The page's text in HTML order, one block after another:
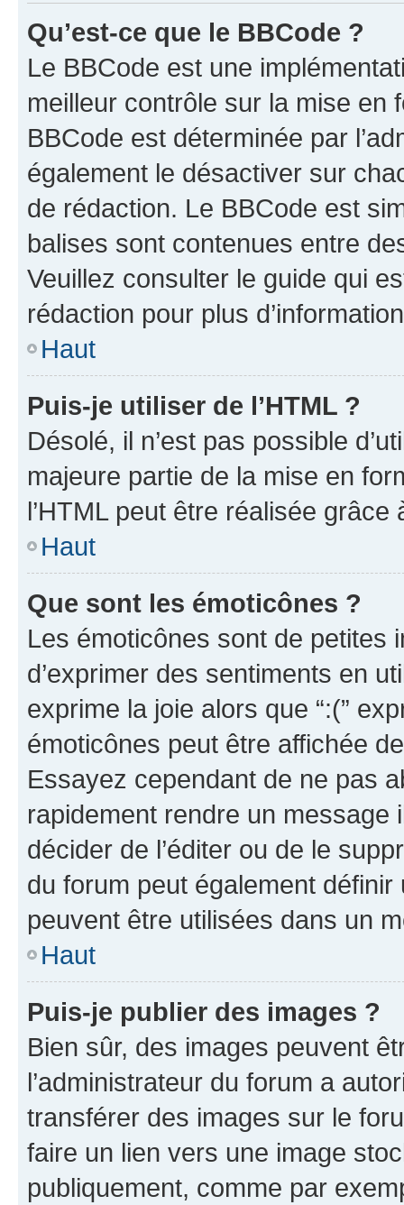
Qu’est-ce que le BBCode ?
Le BBCode est une
meilleur contrôle sur la mise en
BBCode est déterminée par
également le désactiver sur
de rédaction. Le BBCode est
balises sont contenues entre
Veuillez consulter le guide qui
rédaction pour plus
Haut
Puis-je utiliser de l’HTML ?
Désolé, il n’est pas possible
majeure partie de la mise en
l’HTML peut être réalisée grâce
Haut
Que sont les émoticônes ?
Les émoticônes sont de petites
d’exprimer des sentiments en
exprime la joie alors que “:(”
émoticônes peut être affichée
Essayez cependant de ne pas
rapidement rendre un message
décider de l’éditer ou de le
du forum peut également définir
peuvent être utilisées dans un
Haut
Puis-je publier des images ?
Bien sûr, des images peuvent
l’administrateur du forum a
transférer des images sur le
faire un lien vers une image
publiquement, comme par